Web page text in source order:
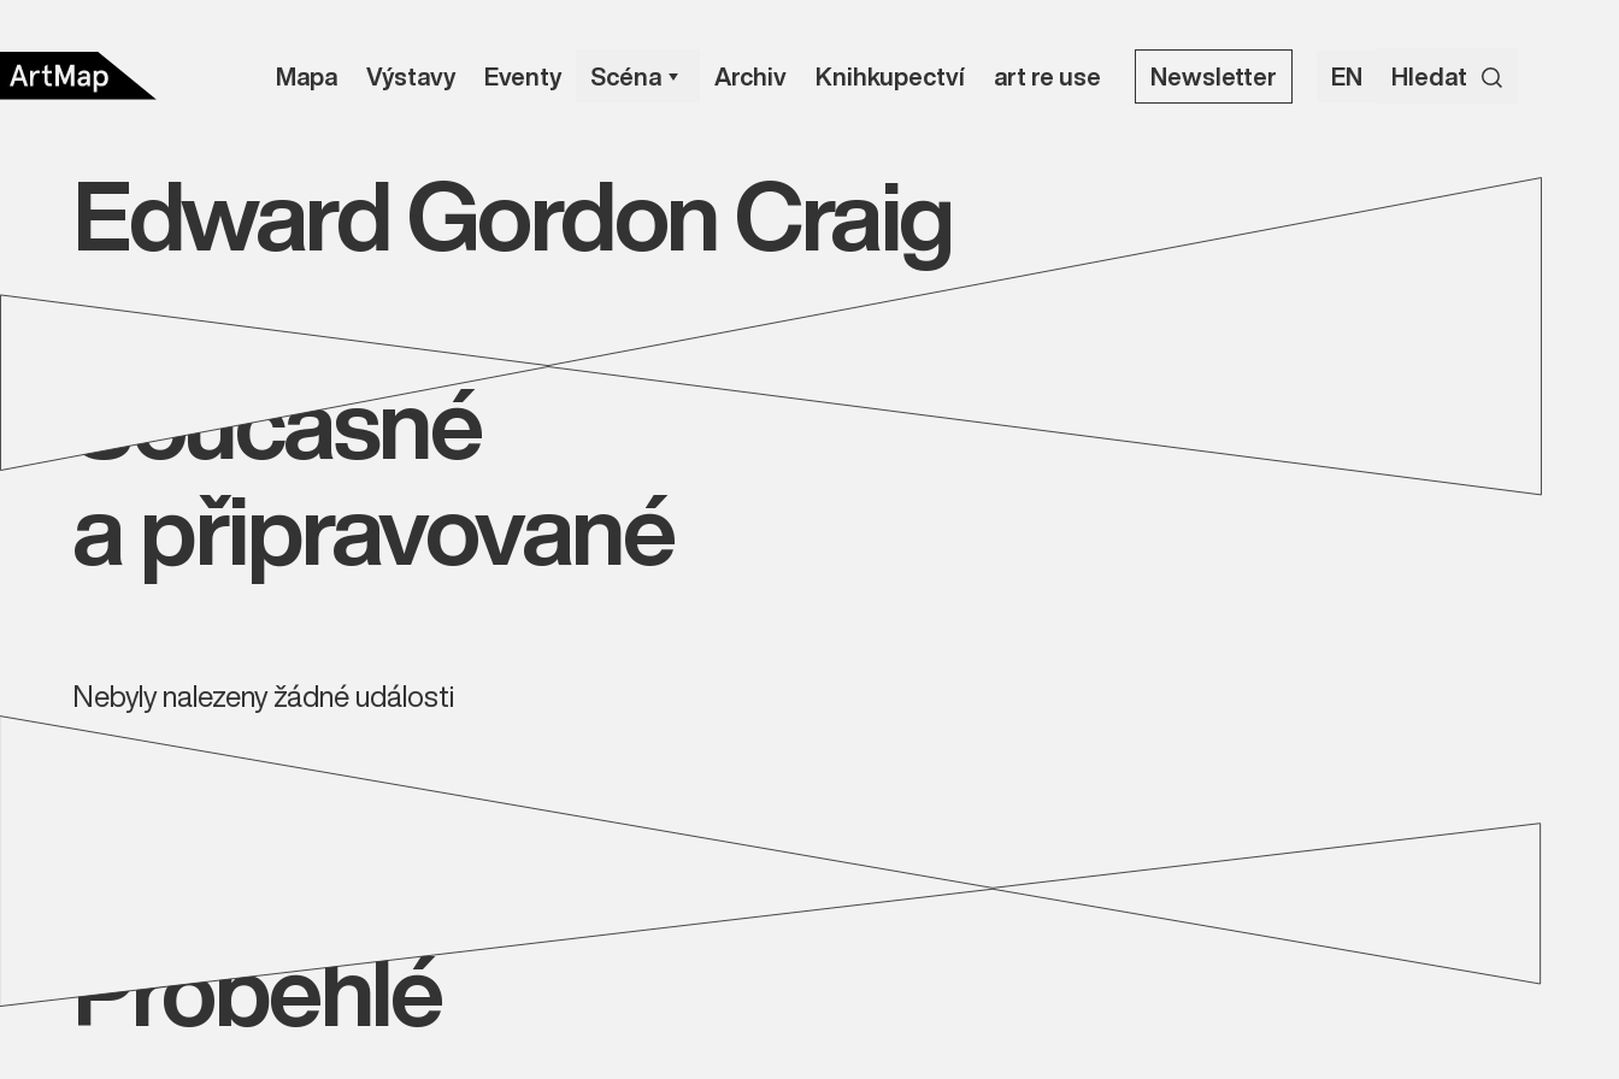
Mapa Výstavy Eventy Scéna Archiv Knihkupectví art re use Newsletter EN Hledat
Edward Gordon Craig
Současné
a připravované
Nebyly nalezeny žádné události
Proběhlé